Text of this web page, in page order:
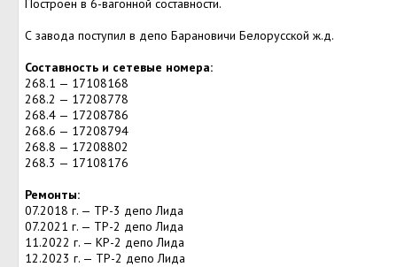
Построен в 6-вагонной составности.
С завода поступил в депо Барановичи Белорусской ж.д.
Составность и сетевые номера:
268.1 — 17108168
268.2 — 17208778
268.4 — 17208786
268.6 — 17208794
268.8 — 17208802
268.3 — 17108176
Ремонты:
07.2018 г. — ТР-3 депо Лида
07.2021 г. — ТР-2 депо Лида
11.2022 г. — КР-2 депо Лида
12.2023 г. — ТР-2 депо Лида